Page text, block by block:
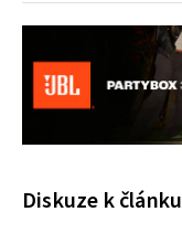
Diskuze k článku